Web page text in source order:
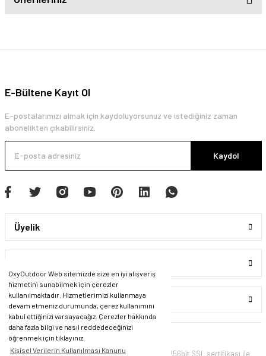
OxyOutdoor Web sitemizde size en iyi alışveriş
hizmetini sunabilmek için çerezler
kullanılmaktadır. Hizmetlerimizi kullanmaya
devam etmeniz durumunda, çerez kullanımını
kabul ettiğinizi varsayacağız. Çerezler hakkında
daha fazla bilgi ve nasıl reddedeceğinizi
öğrenmek için tıklayınız.
Kişisel Verilerin Kullanılması Kanunu
E-Bültene Kayıt Ol
E-postalarımızı almak için kaydoluyorsunuz ve istediğiniz zaman
abonelikten çıkabilirsiniz.
Kaydol
Üyelik
Alışveriş
© Tüm Hakları Saklıdır. Kredi kartı bilgileriniz 256bit SSL sertifikası ile